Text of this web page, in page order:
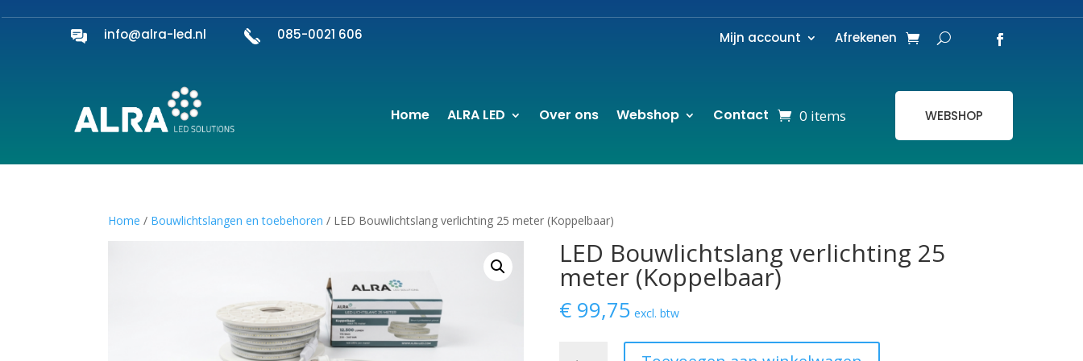
info@alra-led.nl 085-0021 606 Mijn account Afrekenen
Home ALRA LED Over ons Webshop Contact 0 items WEBSHOP
Home / Bouwlichtslangen en toebehoren / LED Bouwlichtslang verlichting 25 meter (Koppelbaar)
LED Bouwlichtslang verlichting 25
meter (Koppelbaar)
€99,75 excl. btw